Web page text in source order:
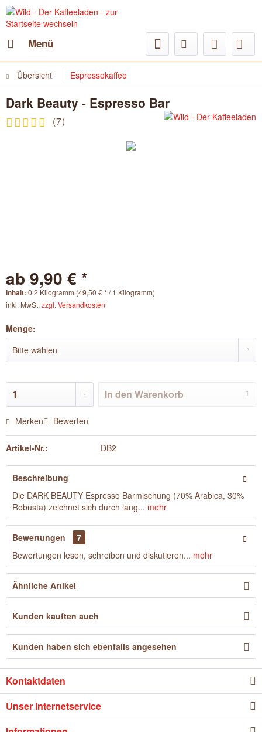
Menü
Übersicht Espressokaffee
Dark Beauty - Espresso Bar
(7)
ab 9,90 € *
Inhalt: 0.2 Kilogramm (49,50 € * / 1 Kilogramm)
inkl. MwSt. zzgl. Versandkosten
Menge:
In den Warenkorb
Merken Bewerten
Artikel-Nr.: DB2
Beschreibung
Die DARK BEAUTY Espresso Barmischung (70% Arabica, 30%
Robusta) zeichnet sich durch lang... mehr
Bewertungen
7
Bewertungen lesen, schreiben und diskutieren... mehr
Ähnliche Artikel
Kunden kauften auch
Kunden haben sich ebenfalls angesehen
Kontaktdaten
Unser Internetservice